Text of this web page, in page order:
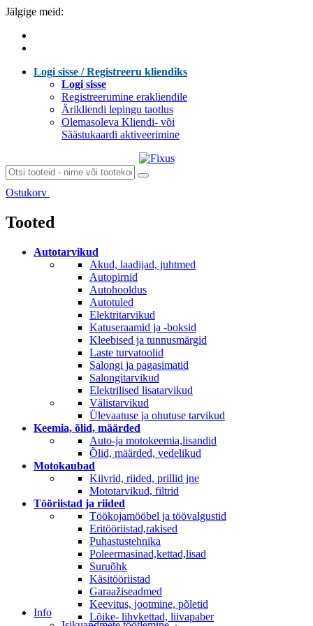
Jälgige meid:
Logi sisse / Registreeru kliendiks
Logi sisse
Registreerumine erakliendile
Ärikliendi lepingu taotlus
Olemasoleva Kliendi- või
Säästukaardi aktiveerimine
Ostukorv
Tooted
Autotarvikud
Akud, laadijad, juhtmed
Autopirnid
Autohooldus
Autotuled
Elektritarvikud
Katuseraamid ja -boksid
Kleebised ja tunnusmärgid
Laste turvatoolid
Salongi ja pagasimatid
Salongitarvikud
Elektrilised lisatarvikud
Välistarvikud
Ülevaatuse ja ohutuse tarvikud
Keemia, õlid, määrded
Auto-ja motokeemia,lisandid
Õlid, määrded, vedelikud
Motokaubad
Kiivrid, riided, prillid jne
Mototarvikud, filtrid
Tööriistad ja riided
Töökojamööbel ja töövalgustid
Eritööriistad,rakised
Puhastustehnika
Poleermasinad,kettad,lisad
Suruõhk
Käsitööriistad
Garaažiseadmed
Keevitus, jootmine, põletid
Lõike- lihvkettad, liivapaber
Info